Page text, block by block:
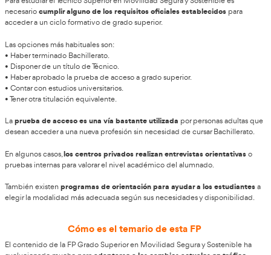
El ámbito del transporte y la movilidad se encuentra en
cambio, por lo que la formación resulta fundamental.
conocimientos actualizados y de alta demanda en el
AT Academia del Transportista
un acompañamiento personalizado y un enfoque
inicio. Si buscas acceder a nuevas oportunidades
inflexión decisivo para tu trayectoria.
Requisitos de acceso al Técnico Superior